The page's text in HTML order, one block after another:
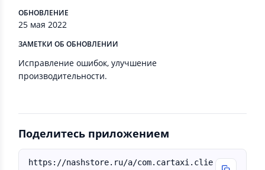
ОБНОВЛЕНИЕ
25 мая 2022
ЗАМЕТКИ ОБ ОБНОВЛЕНИИ
Исправление ошибок, улучшение
производительности.
Поделитесь приложением
https://nashstore.ru/a/com.cartaxi.clie